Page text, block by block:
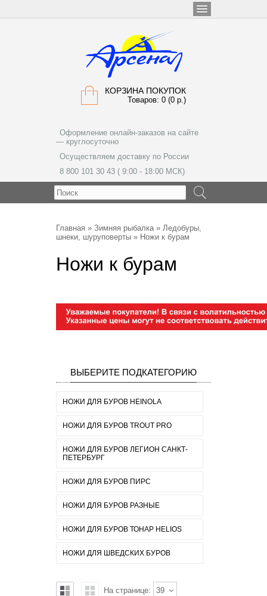
КОРЗИНА ПОКУПОК
Товаров: 0 (0 р.)
Оформление онлайн-заказов на сайте
— круглосуточно
Осуществляем доставку по России
8 800 101 30 43 ( 9:00 - 18:00 МСК)
Главная » Зимняя рыбалка» Ледобуры,
шнеки, шуруповерты » Ножи к бурам
Ножи к бурам
ВЫБЕРИТЕ ПОДКАТЕГОРИЮ
НОЖИ ДЛЯ БУРОВ HEINOLA
НОЖИ ДЛЯ БУРОВ TROUT PRO
НОЖИ ДЛЯ БУРОВ ЛЕГИОН САНКТ-
ПЕТЕРБУРГ
НОЖИ ДЛЯ БУРОВ ПИРС
НОЖИ ДЛЯ БУРОВ РАЗНЫЕ
НОЖИ ДЛЯ БУРОВ ТОНАР HELIOS
НОЖИ ДЛЯ ШВЕДСКИХ БУРОВ
На странице: 39